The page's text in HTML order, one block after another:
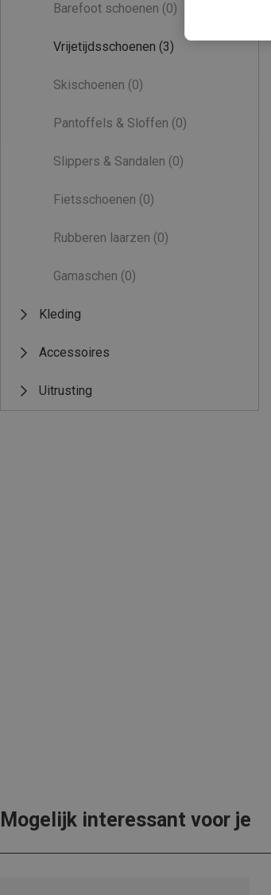
Barefoot schoenen (0)
Vrijetijdsschoenen (3)
Skischoenen (0)
Pantoffels & Sloffen (0)
Slippers & Sandalen (0)
Fietsschoenen (0)
Rubberen laarzen (0)
Gamaschen (0)
Kleding
Accessoires
Uitrusting
Mogelijk interessant voor je